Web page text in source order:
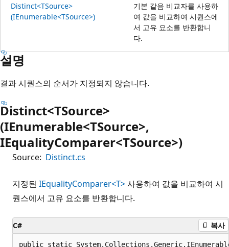
Distinct<TSource>
(IEnumerable<TSource>)
기본 같음 비교자를 사용하
여 값을 비교하여 시퀀스에
서 고유 요소를 반환합니
다.
설명
결과 시퀀스의 순서가 지정되지 않습니다.
Distinct<TSource>
(IEnumerable<TSource>,
IEqualityComparer<TSource>)
Source: Distinct.cs
지정된 IEqualityComparer<T>사용하여 값을 비교하여 시
퀀스에서 고유 요소를 반환합니다.
C# 복사
public static